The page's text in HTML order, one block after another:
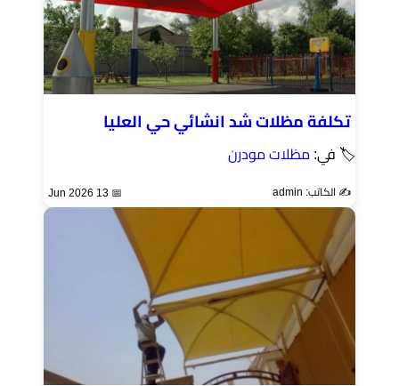
تكلفة مظلات شد انشائي حي العليا
🏷 في: مظلات مودرن
✍️ الكاتب: admin 📅 13 Jun 2026